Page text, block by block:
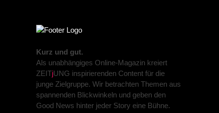
Kurz und gut.
Als unabhängiges Online-Magazin kreiert
ZEITjUNG inspirierenden Content für die
junge Zielgruppe. Wir betrachten Themen aus
spannenden Blickwinkeln und geben den
Good News hinter jeder Story eine Bühne.